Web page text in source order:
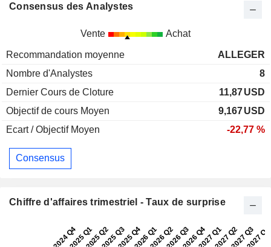
Consensus des Analystes
Vente Achat
Recommandation moyenne
ALLEGER
Nombre d'Analystes
8
Dernier Cours de Cloture
11,87USD
Objectif de cours Moyen
9,167USD
Ecart / Objectif Moyen
-22,77 %
Consensus
Chiffre d'affaires trimestriel - Taux de surprise